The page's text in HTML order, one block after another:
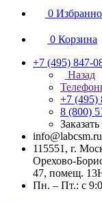
0
0 Корзина
+7 (495) 847-
Назад
+7 (495)
8 (800)
info@labcsm.ru
115551, г.
Орехово-
47, помещ.
Пн. – Пт.: с